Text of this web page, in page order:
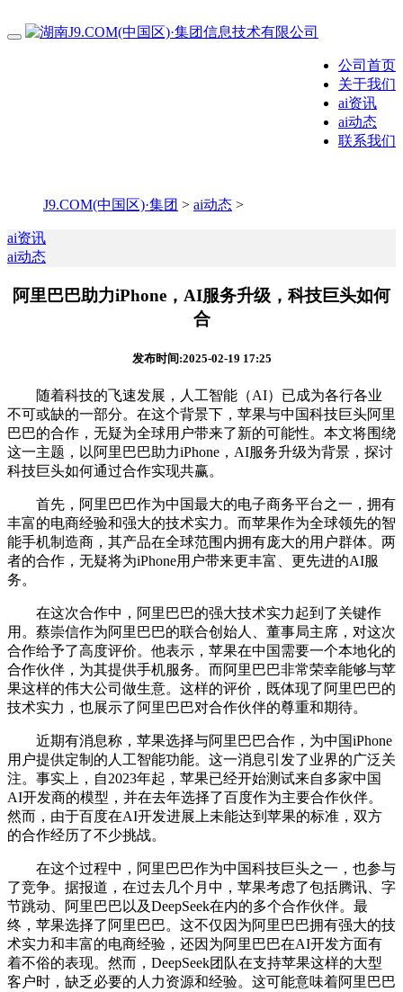
公司首页
关于我们
ai资讯
ai动态
联系我们
J9.COM(中国区)·集团 > ai动态 >
ai资讯
ai动态
阿里巴巴助力iPhone，AI服务升级，科技巨头如何
合
发布时间:2025-02-19 17:25
随着科技的飞速发展，人工智能（AI）已成为各行各业
不可或缺的一部分。在这个背景下，苹果与中国科技巨头阿里
巴巴的合作，无疑为全球用户带来了新的可能性。本文将围绕
这一主题，以阿里巴巴助力iPhone，AI服务升级为背景，探讨
科技巨头如何通过合作实现共赢。
首先，阿里巴巴作为中国最大的电子商务平台之一，拥有
丰富的电商经验和强大的技术实力。而苹果作为全球领先的智
能手机制造商，其产品在全球范围内拥有庞大的用户群体。两
者的合作，无疑将为iPhone用户带来更丰富、更先进的AI服
务。
在这次合作中，阿里巴巴的强大技术实力起到了关键作
用。蔡崇信作为阿里巴巴的联合创始人、董事局主席，对这次
合作给予了高度评价。他表示，苹果在中国需要一个本地化的
合作伙伴，为其提供手机服务。而阿里巴巴非常荣幸能够与苹
果这样的伟大公司做生意。这样的评价，既体现了阿里巴巴的
技术实力，也展示了阿里巴巴对合作伙伴的尊重和期待。
近期有消息称，苹果选择与阿里巴巴合作，为中国iPhone
用户提供定制的人工智能功能。这一消息引发了业界的广泛关
注。事实上，自2023年起，苹果已经开始测试来自多家中国
AI开发商的模型，并在去年选择了百度作为主要合作伙伴。
然而，由于百度在AI开发进展上未能达到苹果的标准，双方
的合作经历了不少挑战。
在这个过程中，阿里巴巴作为中国科技巨头之一，也参与
了竞争。据报道，在过去几个月中，苹果考虑了包括腾讯、字
节跳动、阿里巴巴以及DeepSeek在内的多个合作伙伴。最
终，苹果选择了阿里巴巴。这不仅因为阿里巴巴拥有强大的技
术实力和丰富的电商经验，还因为阿里巴巴在AI开发方面有
着不俗的表现。然而，DeepSeek团队在支持苹果这样的大型
客户时，缺乏必要的人力资源和经验。这可能意味着阿里巴巴